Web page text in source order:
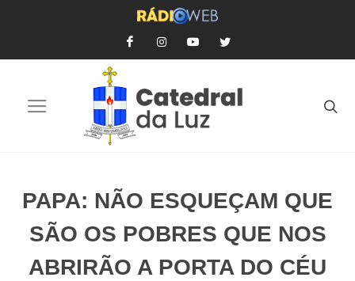
PAPA: NÃO ESQUEÇAM QUE
SÃO OS POBRES QUE NOS
ABRIRÃO A PORTA DO CÉU